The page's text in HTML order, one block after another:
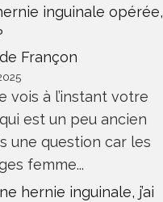
inguinale opérée,
Françon
vois à l’instant votre
est un peu ancien
une question car les
femme...
hernie inguinale, j’ai